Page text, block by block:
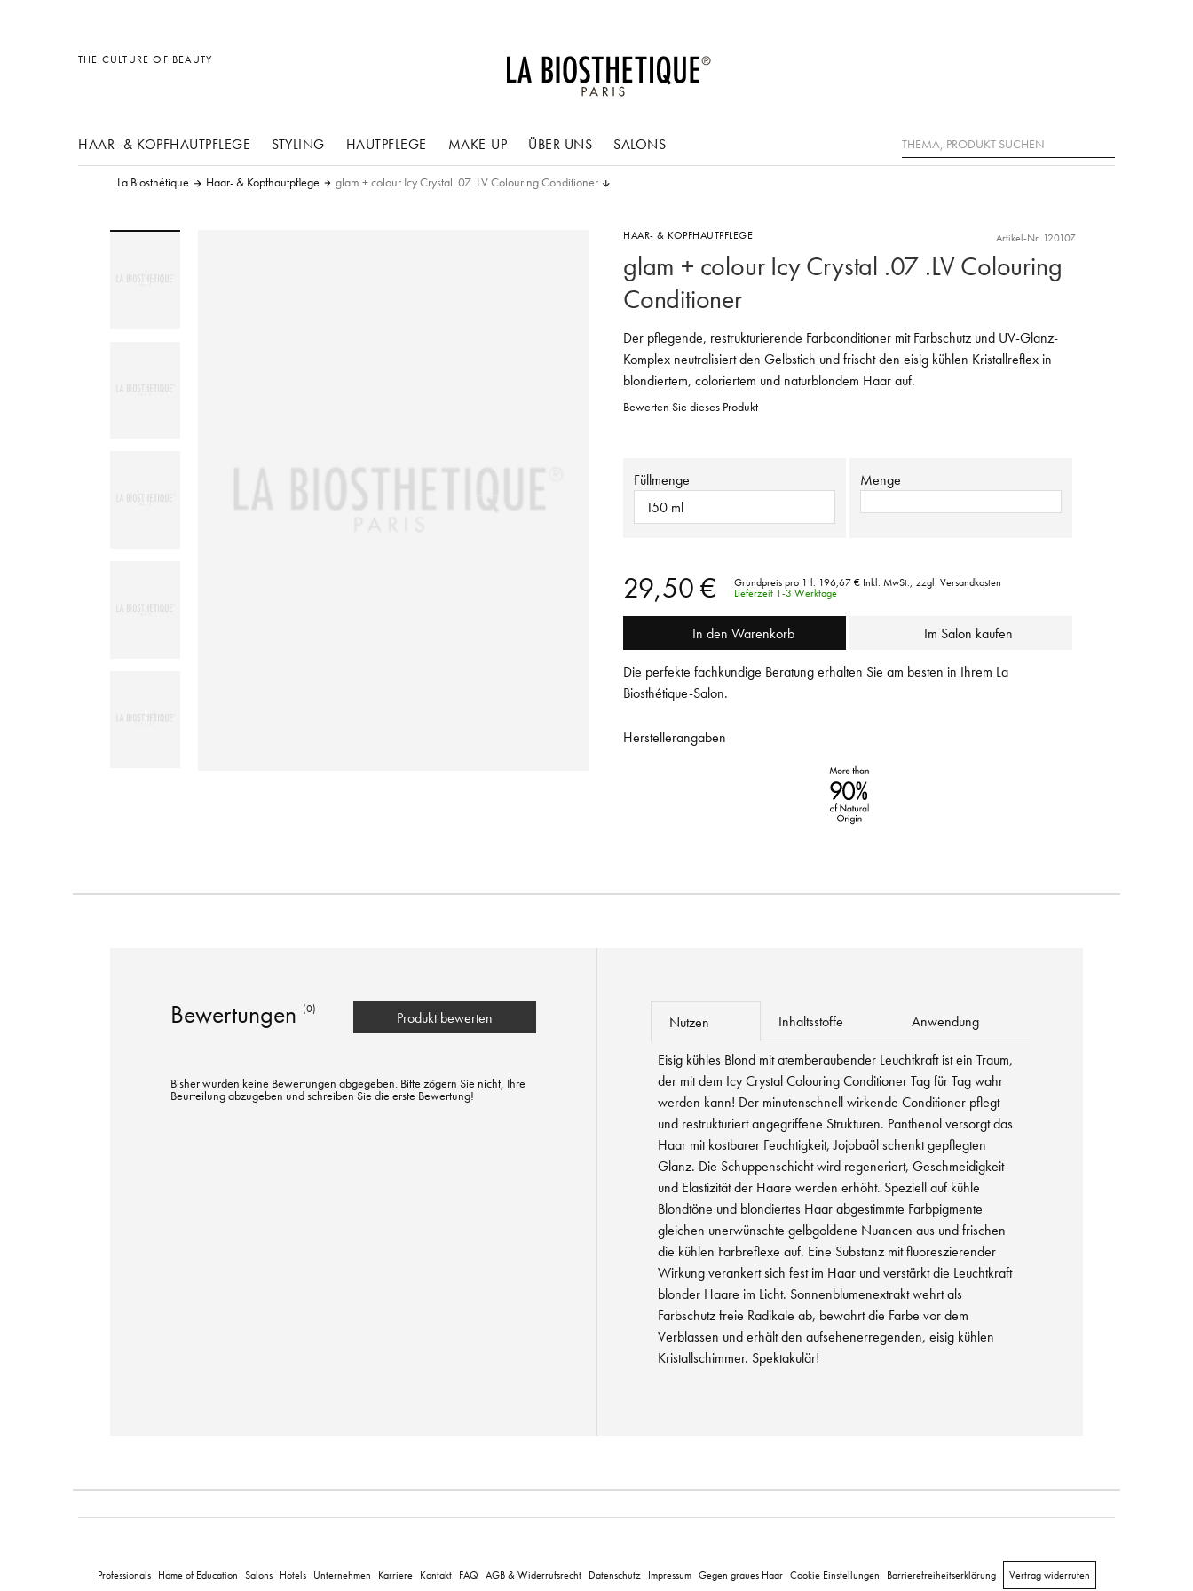
THE CULTURE OF BEAUTY
HAAR- & KOPFHAUTPFLEGE STYLING
Sonstiges
HAUTPFLEGE MAKE-UP ÜBER UNS SALONS Suche
La Biosthétique Haar- & Kopfhautpflege glam + colour Icy Crystal .07 .LV Colouring Conditioner
HAAR- & KOPFHAUTPFLEGE Artikel-Nr. 120107
glam + colour Icy Crystal .07 .LV Colouring
Conditioner
Der pflegende, restrukturierende Farbconditioner mit Farbschutz und UV-Glanz-
Komplex neutralisiert den Gelbstich und frischt den eisig kühlen Kristallreflex in
blondiertem, coloriertem und naturblondem Haar auf.
Bewerten Sie dieses Produkt
Füllmenge
150 ml
Menge
29,50 € Grundpreis pro 1 l: 196,67 € Inkl. MwSt., zzgl. Versandkosten
Lieferzeit 1-3 Werktage
In den Warenkorb Im Salon kaufen
Die perfekte fachkundige Beratung erhalten Sie am besten in Ihrem La
Biosthétique-Salon.
Herstellerangaben
Bewertungen (0)
Produkt bewerten
Bisher wurden keine Bewertungen abgegeben. Bitte zögern Sie nicht, Ihre
Beurteilung abzugeben und schreiben Sie die erste Bewertung!
Nutzen Inhaltsstoffe Anwendung
Eisig kühles Blond mit atemberaubender Leuchtkraft ist ein Traum,
der mit dem Icy Crystal Colouring Conditioner Tag für Tag wahr
werden kann! Der minutenschnell wirkende Conditioner pflegt
und restrukturiert angegriffene Strukturen. Panthenol versorgt das
Haar mit kostbarer Feuchtigkeit, Jojobaöl schenkt gepflegten
Glanz. Die Schuppenschicht wird regeneriert, Geschmeidigkeit
und Elastizität der Haare werden erhöht. Speziell auf kühle
Blondtöne und blondiertes Haar abgestimmte Farbpigmente
gleichen unerwünschte gelbgoldene Nuancen aus und frischen
die kühlen Farbreflexe auf. Eine Substanz mit fluoreszierender
Wirkung verankert sich fest im Haar und verstärkt die Leuchtkraft
blonder Haare im Licht. Sonnenblumenextrakt wehrt als
Farbschutz freie Radikale ab, bewahrt die Farbe vor dem
Verblassen und erhält den aufsehenerregenden, eisig kühlen
Kristallschimmer. Spektakulär!
Professionals Home of Education Salons Hotels Unternehmen Karriere Kontakt FAQ AGB & Widerrufsrecht Datenschutz Impressum Gegen graues Haar Cookie Einstellungen Barrierefreiheitserklärung Vertrag widerrufen